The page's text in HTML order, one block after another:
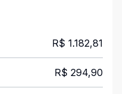
R$ 1.182,81
R$ 294,90